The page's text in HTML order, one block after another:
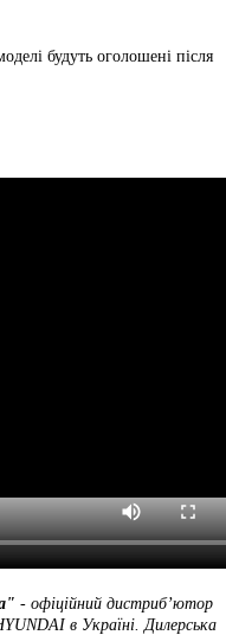
будуть оголошені після
- офіційний дистриб’ютор
в Україні. Дилерська